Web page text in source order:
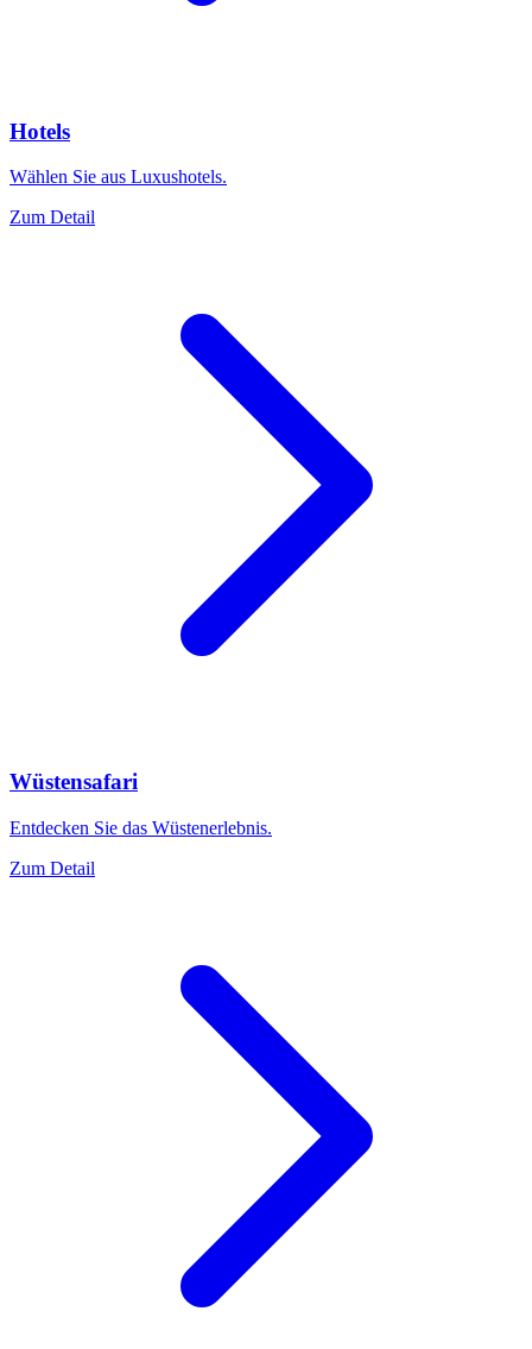
Hotels
Wählen Sie aus Luxushotels.
Zum Detail
Wüstensafari
Entdecken Sie das Wüstenerlebnis.
Zum Detail